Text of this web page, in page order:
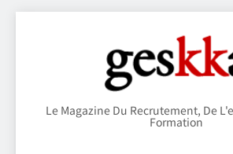
Geskka
Le Magazine Du Recrutement, De
Formation